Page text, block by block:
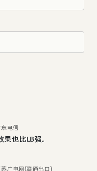
电信
也比LB强。
广电网(联通出口)